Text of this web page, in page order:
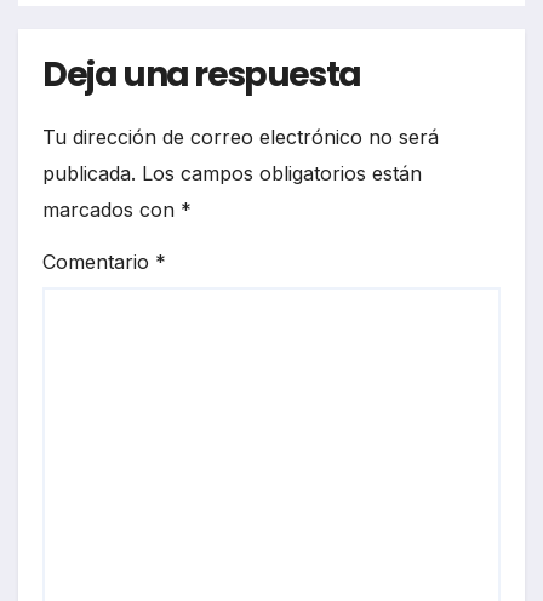
Deja una respuesta
Tu dirección de correo electrónico no será
publicada. Los campos obligatorios están
marcados con *
Comentario *